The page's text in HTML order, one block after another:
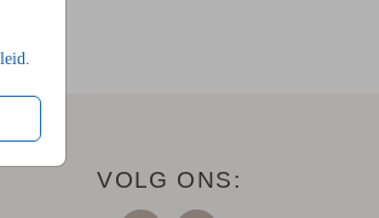
.
VOLG ONS: